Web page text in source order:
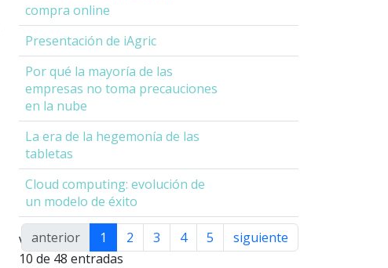
compra online
Presentación de iAgric
Por qué la mayoría de las
empresas no toma precauciones
en la nube
La era de la hegemonía de las
tabletas
Cloud computing: evolución de
un modelo de éxito
Visualizando 1 a
10 de 48 entradas
anterior 1 2 3 4 5 siguiente